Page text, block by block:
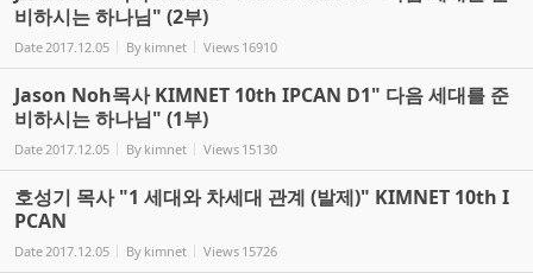
비하시는 하나님" (2부)
Date 2017.12.05 By kimnet Views 16910
Jason Noh목사 KIMNET 10th IPCAN D1" 다음 세대를 준
비하시는 하나님" (1부)
Date 2017.12.05 By kimnet Views 15130
호성기 목사 "1 세대와 차세대 관계 (발제)" KIMNET 10th I
PCAN
Date 2017.12.05 By kimnet Views 15726